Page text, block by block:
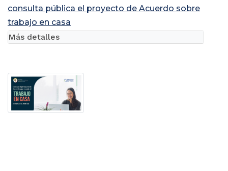
consulta pública el proyecto de Acuerdo sobre
trabajo en casa
Más detalles